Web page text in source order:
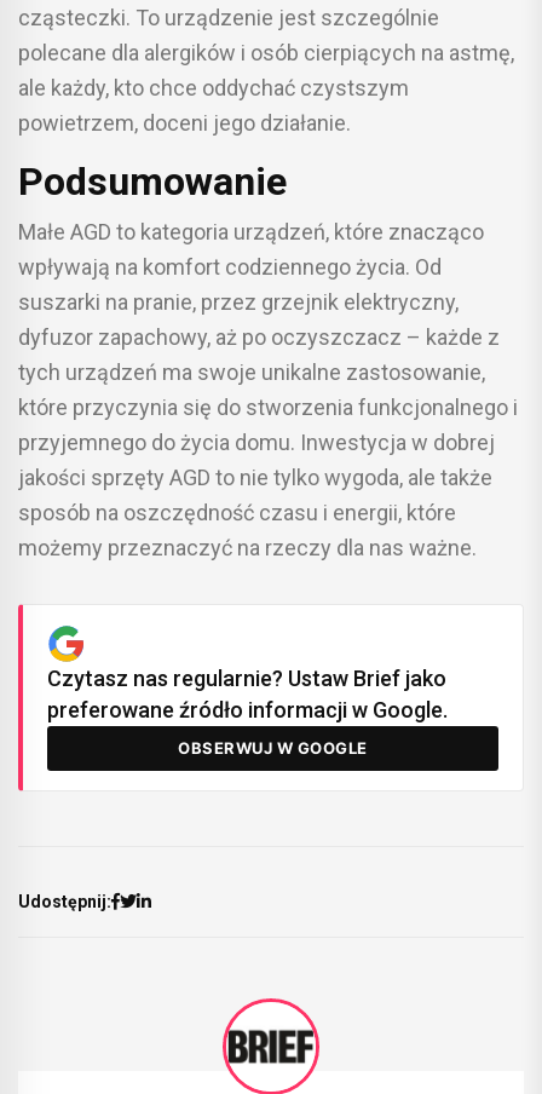
cząsteczki. To urządzenie jest szczególnie
polecane dla alergików i osób cierpiących na astmę,
ale każdy, kto chce oddychać czystszym
powietrzem, doceni jego działanie.
Podsumowanie
Małe AGD to kategoria urządzeń, które znacząco
wpływają na komfort codziennego życia. Od
suszarki na pranie, przez grzejnik elektryczny,
dyfuzor zapachowy, aż po oczyszczacz – każde z
tych urządzeń ma swoje unikalne zastosowanie,
które przyczynia się do stworzenia funkcjonalnego i
przyjemnego do życia domu. Inwestycja w dobrej
jakości sprzęty AGD to nie tylko wygoda, ale także
sposób na oszczędność czasu i energii, które
możemy przeznaczyć na rzeczy dla nas ważne.
Czytasz nas regularnie? Ustaw Brief jako
preferowane źródło informacji w Google.
OBSERWUJ W GOOGLE
Udostępnij: